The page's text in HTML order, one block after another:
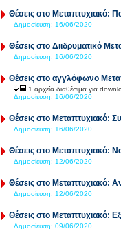
Θέσεις στο Μεταπτυχιακό:
Δημοσίευση: 16/06/2020
Θέσεις στο Διϊδρυματικό
Δημοσίευση: 16/06/2020
Θέσεις στο αγγλόφωνο
1 αρχεία διαθέσιμα για
Δημοσίευση: 16/06/2020
Θέσεις στο Μεταπτυχιακό:
Δημοσίευση: 16/06/2020
Θέσεις στο Μεταπτυχιακό:
Δημοσίευση: 12/06/2020
Θέσεις στο Μεταπτυχιακό:
Δημοσίευση: 12/06/2020
Θέσεις στο Μεταπτυχιακό:
Δημοσίευση: 09/06/2020